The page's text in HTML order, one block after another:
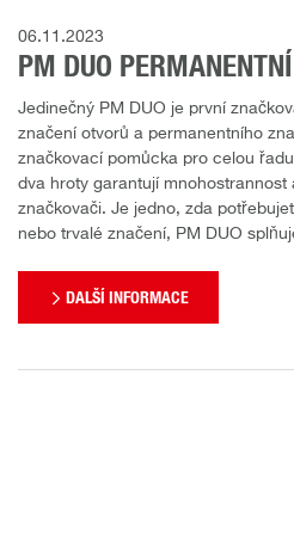
06.11.2023
PM DUO
Jedinečný PM DUO je první
značení otvorů a permanentního
značkovací pomůcka pro celou
dva hroty garantují mnohostrannost
značkovači. Je jedno, zda
nebo trvalé značení, PM DUO
DALŠÍ INFORMACE